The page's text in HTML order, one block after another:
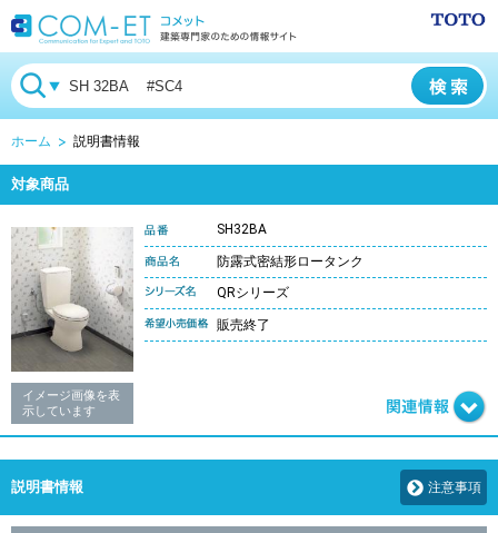
ホーム 説明書情報
対象商品
イメージ画像を表
示しています
SH32BA
防露式密結形ロータンク
QRシリーズ
販売終了
説明書情報 注意事項